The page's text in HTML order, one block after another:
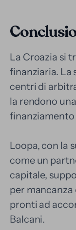
La Croazia si
finanziaria. La
centri di
la rendono
finanziamento
Loopa, con la
come un
capitale,
per
pronti ad
Balcani.